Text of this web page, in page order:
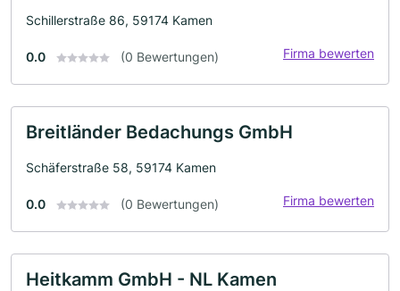
Schillerstraße 86, 59174 Kamen
0.0 (0 Bewertungen) Firma bewerten
Breitländer Bedachungs GmbH
Schäferstraße 58, 59174 Kamen
0.0 (0 Bewertungen) Firma bewerten
Heitkamm GmbH - NL Kamen